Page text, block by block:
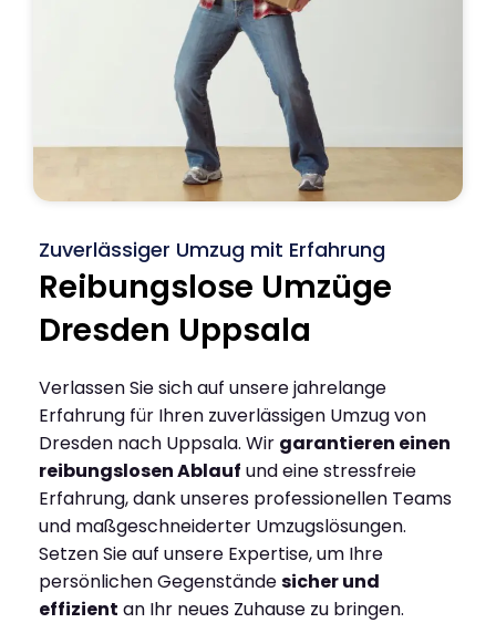
Zuverlässiger Umzug mit Erfahrung
Reibungslose Umzüge
Dresden Uppsala
Verlassen Sie sich auf unsere jahrelange
Erfahrung für Ihren zuverlässigen Umzug von
Dresden nach Uppsala. Wir garantieren einen
reibungslosen Ablauf und eine stressfreie
Erfahrung, dank unseres professionellen Teams
und maßgeschneiderter Umzugslösungen.
Setzen Sie auf unsere Expertise, um Ihre
persönlichen Gegenständesicher und
effizient an Ihr neues Zuhause zu bringen.